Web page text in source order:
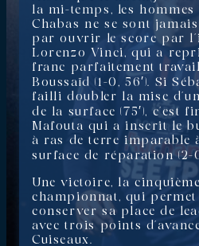
la mi-temps, les hommes
Chabas ne se sont
par ouvrir le score par
Lorenzo Vinci, qui a
franc parfaitement
Boussaïd (1-0, 56′). Si
failli doubler la mise
de la surface (75′), c’est
Mafouta qui a inscrit le
à ras de terre imparable
surface de réparation (2-
Une victoire, la
championnat, qui permet
conserver sa place de
avec trois points
Cuiseaux.